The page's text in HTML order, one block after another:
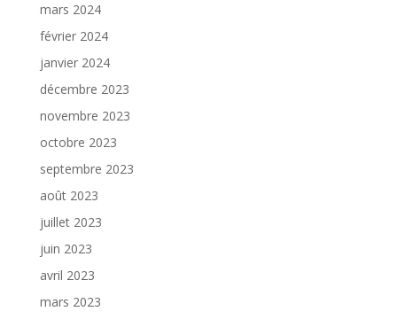
mars 2024
février 2024
janvier 2024
décembre 2023
novembre 2023
octobre 2023
septembre 2023
août 2023
juillet 2023
juin 2023
avril 2023
mars 2023